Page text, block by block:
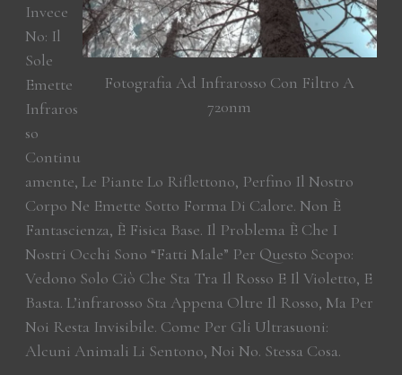
Fotografia Ad Infrarosso Con Filtro A
720nm
Invece
No: Il
Sole
Emette
Infraros
So
Continu
Amente, Le Piante Lo Riflettono, Perfino Il Nostro
Corpo Ne Emette Sotto Forma Di Calore. Non È
Fantascienza, È Fisica Base. Il Problema È Che I
Nostri Occhi Sono “fatti Male” Per Questo Scopo:
Vedono Solo Ciò Che Sta Tra Il Rosso E Il Violetto, E
Basta. L’infrarosso Sta Appena Oltre Il Rosso, Ma Per
Noi Resta Invisibile. Come Per Gli Ultrasuoni:
Alcuni Animali Li Sentono, Noi No. Stessa Cosa.